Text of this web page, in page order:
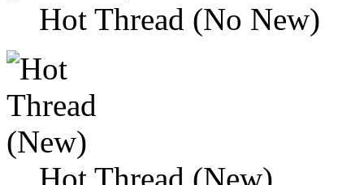
Hot Thread (No New)
Hot Thread (New)